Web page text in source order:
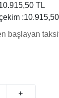
TL
:
başlayan
+